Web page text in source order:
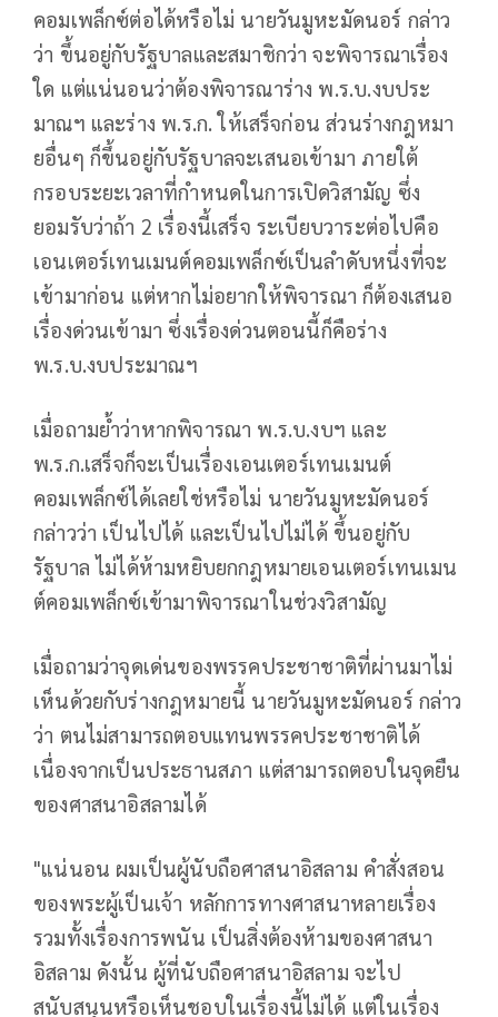
คอมเพล็กซ์ต่อได้หรือไม่ นายวันมูหะมัดนอร์ กล่าว
ว่า ขึ้นอยู่กับรัฐบาลและสมาชิกว่า จะพิจารณาเรื่อง
ใด แต่แน่นอนว่าต้องพิจารณาร่าง พ.ร.บ.งบประ
มาณฯ และร่าง พ.ร.ก. ให้เสร็จก่อน ส่วนร่างกฎหมา
ยอื่นๆ ก็ขึ้นอยู่กับรัฐบาลจะเสนอเข้ามา ภายใต้
กรอบระยะเวลาที่กำหนดในการเปิดวิสามัญ ซึ่ง
ยอมรับว่าถ้า 2 เรื่องนี้เสร็จ ระเบียบวาระต่อไปคือ
เอนเตอร์เทนเมนต์คอมเพล็กซ์เป็นลำดับหนึ่งที่จะ
เข้ามาก่อน แต่หากไม่อยากให้พิจารณา ก็ต้องเสนอ
เรื่องด่วนเข้ามา ซึ่งเรื่องด่วนตอนนี้ก็คือร่าง
พ.ร.บ.งบประมาณฯ
เมื่อถามย้ำว่าหากพิจารณา พ.ร.บ.งบฯ และ
พ.ร.ก.เสร็จก็จะเป็นเรื่องเอนเตอร์เทนเมนต์
คอมเพล็กซ์ได้เลยใช่หรือไม่ นายวันมูหะมัดนอร์
กล่าวว่า เป็นไปได้ และเป็นไปไม่ได้ ขึ้นอยู่กับ
รัฐบาล ไม่ได้ห้ามหยิบยกกฎหมายเอนเตอร์เทนเมน
ต์คอมเพล็กซ์เข้ามาพิจารณาในช่วงวิสามัญ
เมื่อถามว่าจุดเด่นของพรรคประชาชาติที่ผ่านมาไม่
เห็นด้วยกับร่างกฎหมายนี้ นายวันมูหะมัดนอร์ กล่าว
ว่า ตนไม่สามารถตอบแทนพรรคประชาชาติได้
เนื่องจากเป็นประธานสภา แต่สามารถตอบในจุดยืน
ของศาสนาอิสลามได้
"แน่นอน ผมเป็นผู้นับถือศาสนาอิสลาม คำสั่งสอน
ของพระผู้เป็นเจ้า หลักการทางศาสนาหลายเรื่อง
รวมทั้งเรื่องการพนัน เป็นสิ่งต้องห้ามของศาสนา
อิสลาม ดังนั้น ผู้ที่นับถือศาสนาอิสลาม จะไป
สนับสนุนหรือเห็นชอบในเรื่องนี้ไม่ได้ แต่ในเรื่อง